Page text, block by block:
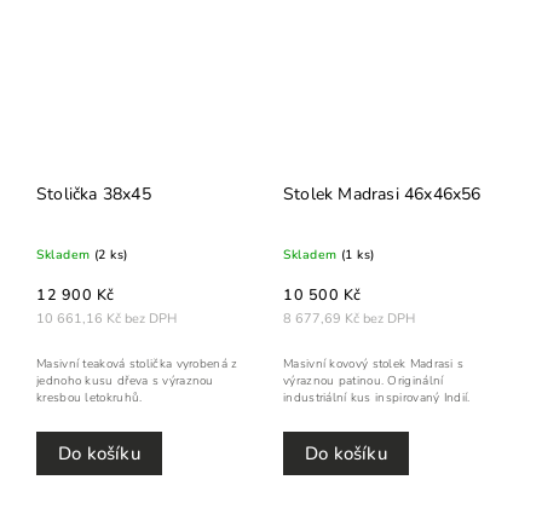
Stolička 38x45
Skladem (2 ks)
10 661,16 Kč bez DPH
12 900 Kč
Do košíku
Masivní teaková stolička vyrobená z
jednoho kusu dřeva s výraznou
kresbou letokruhů.
Stolek Madrasi 46x46x56
Skladem (1 ks)
8 677,69 Kč bez DPH
10 500 Kč
Do košíku
Masivní kovový stolek Madrasi s
výraznou patinou. Originální
industriální kus inspirovaný Indií.